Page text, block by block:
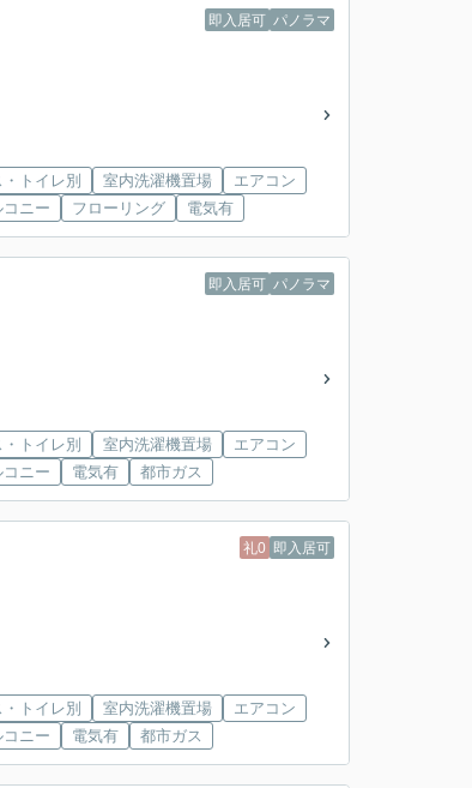
即入居可 パノラマ
トイレ別 室内洗濯機置場
エアコン
ニー
フローリング 電気有
即入居可 パノラマ
トイレ別 室内洗濯機置場
エアコン
ニー
電気有 都市ガス
礼0 即入居可
トイレ別 室内洗濯機置場
エアコン
ニー
電気有 都市ガス